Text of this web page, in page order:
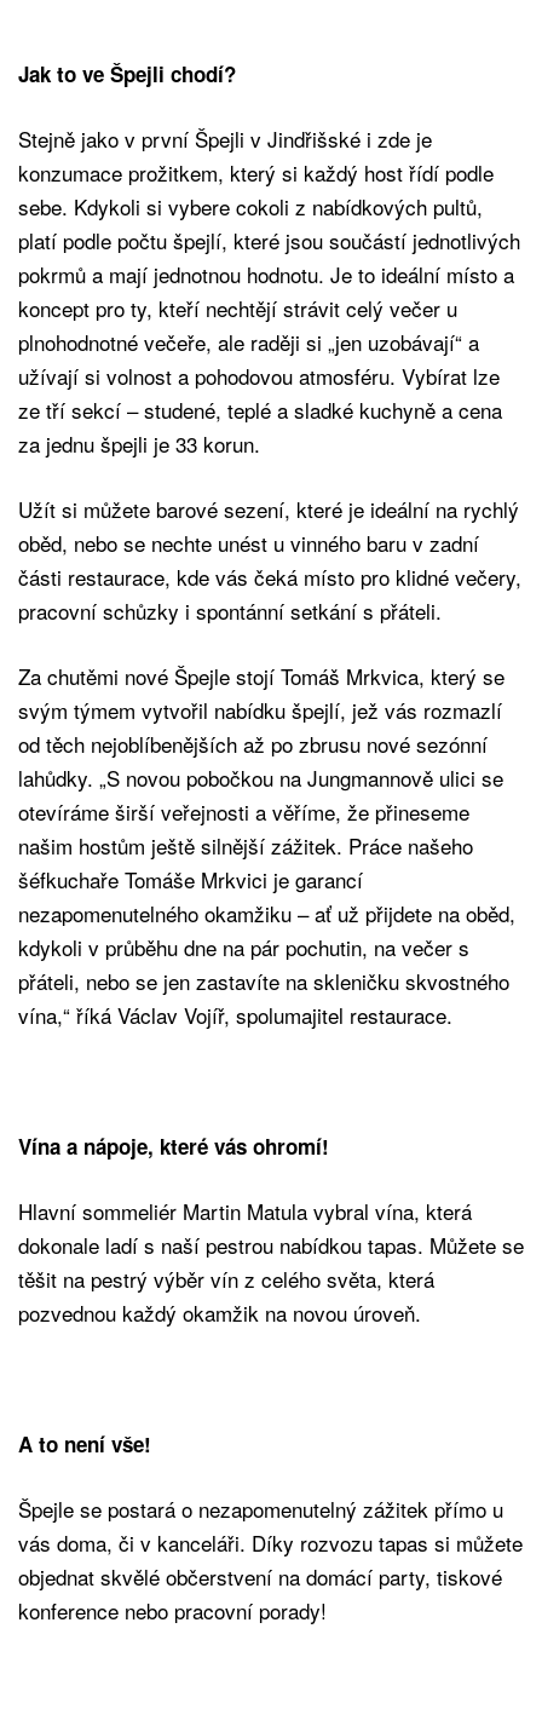
Jak to ve Špejli chodí?
Stejně jako v první Špejli v Jindřišské i zde je
konzumace prožitkem, který si každý host řídí podle
sebe. Kdykoli si vybere cokoli z nabídkových pultů,
platí podle počtu špejlí, které jsou součástí jednotlivých
pokrmů a mají jednotnou hodnotu. Je to ideální místo a
koncept pro ty, kteří nechtějí strávit celý večer u
plnohodnotné večeře, ale raději si „jen uzobávají“ a
užívají si volnost a pohodovou atmosféru. Vybírat lze
ze tří sekcí – studené, teplé a sladké kuchyně a cena
za jednu špejli je 33 korun.
Užít si můžete barové sezení, které je ideální na rychlý
oběd, nebo se nechte unést u vinného baru v zadní
části restaurace, kde vás čeká místo pro klidné večery,
pracovní schůzky i spontánní setkání s přáteli.
Za chutěmi nové Špejle stojí Tomáš Mrkvica, který se
svým týmem vytvořil nabídku špejlí, jež vás rozmazlí
od těch nejoblíbenějších až po zbrusu nové sezónní
lahůdky. „S novou pobočkou na Jungmannově ulici se
otevíráme širší veřejnosti a věříme, že přineseme
našim hostům ještě silnější zážitek. Práce našeho
šéfkuchaře Tomáše Mrkvici je garancí
nezapomenutelného okamžiku – ať už přijdete na oběd,
kdykoli v průběhu dne na pár pochutin, na večer s
přáteli, nebo se jen zastavíte na skleničku skvostného
vína,“ říká Václav Vojíř, spolumajitel restaurace.
Vína a nápoje, které vás ohromí!
Hlavní sommeliér Martin Matula vybral vína, která
dokonale ladí s naší pestrou nabídkou tapas. Můžete se
těšit na pestrý výběr vín z celého světa, která
pozvednou každý okamžik na novou úroveň.
A to není vše!
Špejle se postará o nezapomenutelný zážitek přímo u
vás doma, či v kanceláři. Díky rozvozu tapas si můžete
objednat skvělé občerstvení na domácí party, tiskové
konference nebo pracovní porady!